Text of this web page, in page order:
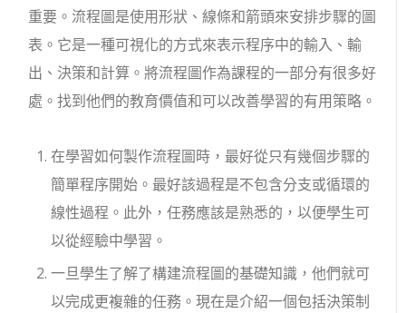
重要。流程圖是使用形狀、線條和箭頭來安排步驟的圖
表。它是一種可視化的方式來表示程序中的輸入、輸
出、決策和計算。將流程圖作為課程的一部分有很多好
處。找到他們的教育價值和可以改善學習的有用策略。
在學習如何製作流程圖時，最好從只有幾個步驟的
簡單程序開始。最好該過程是不包含分支或循環的
線性過程。此外，任務應該是熟悉的，以便學生可
以從經驗中學習。
一旦學生了解了構建流程圖的基礎知識，他們就可
以完成更複雜的任務。現在是介紹一個包括決策制